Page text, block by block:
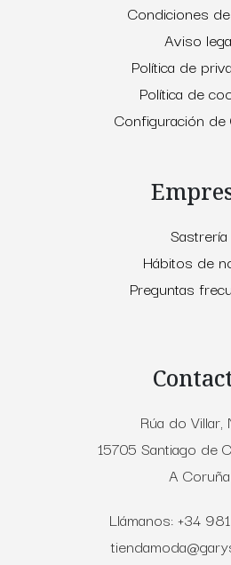
Condiciones
Aviso
Política de
Política de
Configuración de
Sastrería
Hábitos de
Preguntas
Rúa do Villar,
15705 Santiago de
A Coruña
Llámanos: +34